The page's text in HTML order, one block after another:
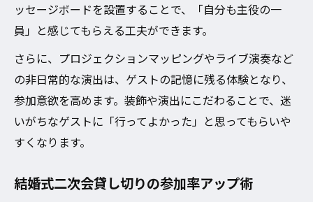
ッセージボードを設置することで、「自分も主役の一
員」と感じてもらえる工夫ができます。
さらに、プロジェクションマッピングやライブ演奏など
の非日常的な演出は、ゲストの記憶に残る体験となり、
参加意欲を高めます。装飾や演出にこだわることで、迷
いがちなゲストに「行ってよかった」と思ってもらいや
すくなります。
結婚式二次会貸し切りの参加率アップ術